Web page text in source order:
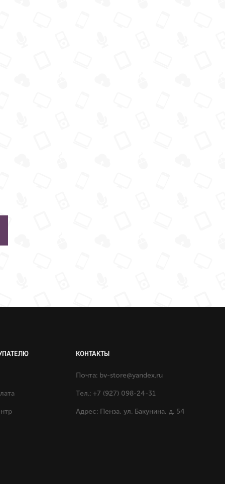
КОНТАКТЫ
Почта: bv-store@yandex.ru
Тел.: +7 (927) 098-24-31
Адрес: Пенза, ул. Бакунина, д. 54